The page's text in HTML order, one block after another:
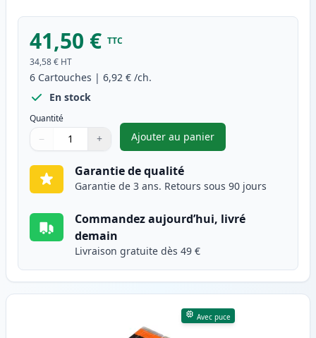
41,50 € TTC
34,58 € HT
6 Cartouches | 6,92 € /ch.
En stock
Quantité
Quantité
Utilisez les boutons pour ajuster
− +
Quantité
Ajouter au panier
,Pack de 6 Canon PGI-570XL
Garantie de qualité
Garantie de 3 ans. Retours sous 90 jours
Commandez aujourd’hui, livré
demain
Livraison gratuite dès 49 €
Avec puce